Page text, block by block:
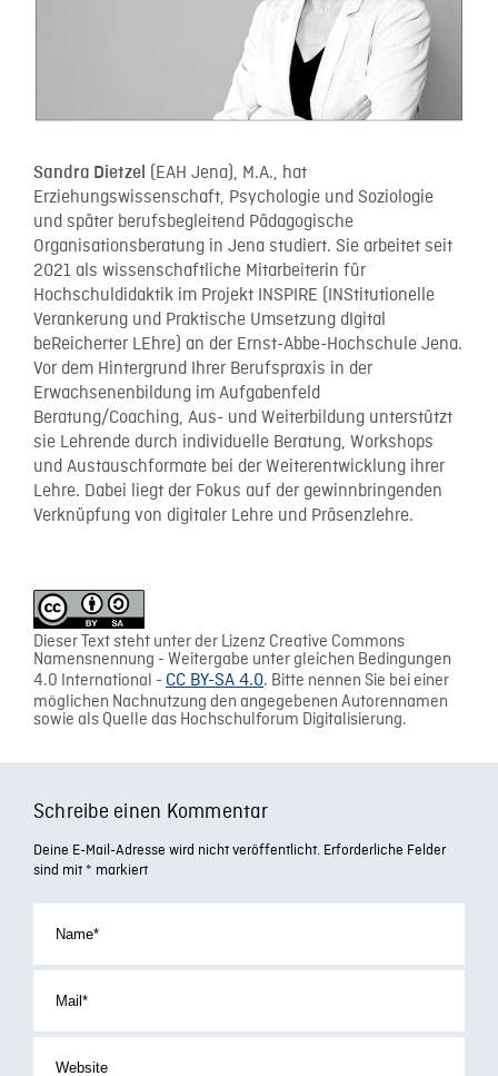
Sandra Dietzel (EAH Jena), M.A., hat
Erziehungswissenschaft, Psychologie und Soziologie
und später berufsbegleitend Pädagogische
Organisationsberatung in Jena studiert. Sie arbeitet seit
2021 als wissenschaftliche Mitarbeiterin für
Hochschuldidaktik im Projekt INSPIRE (INStitutionelle
Verankerung und Praktische Umsetzung dIgital
beReicherter LEhre) an der Ernst-Abbe-Hochschule Jena.
Vor dem Hintergrund Ihrer Berufspraxis in der
Erwachsenenbildung im Aufgabenfeld
Beratung/Coaching, Aus- und Weiterbildung unterstützt
sie Lehrende durch individuelle Beratung, Workshops
und Austauschformate bei der Weiterentwicklung ihrer
Lehre. Dabei liegt der Fokus auf der gewinnbringenden
Verknüpfung von digitaler Lehre und Präsenzlehre.
Dieser Text steht unter der Lizenz Creative Commons
Namensnennung - Weitergabe unter gleichen Bedingungen
4.0 International - CC BY-SA 4.0. Bitte nennen Sie bei einer
möglichen Nachnutzung den angegebenen Autorennamen
sowie als Quelle das Hochschulforum Digitalisierung.
Schreibe einen Kommentar
Deine E-Mail-Adresse wird nicht veröffentlicht. Erforderliche Felder
sind mit * markiert